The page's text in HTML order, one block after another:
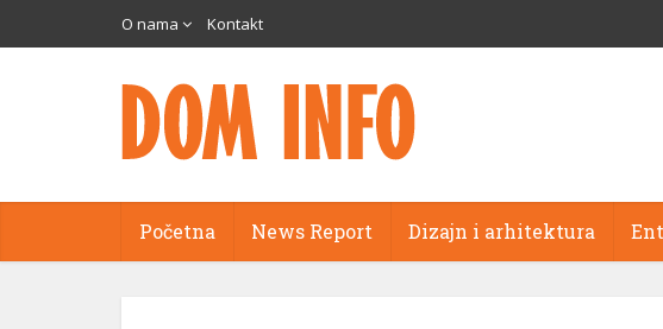
O nama Kontakt
Početna News Report Dizajn i arhitektura